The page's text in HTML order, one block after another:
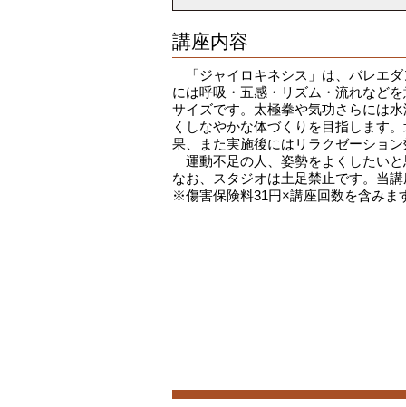
講座内容
「ジャイロキネシス」は、バレエ
には呼吸・五感・リズム・流れなど
サイズです。太極拳や気功さらには
くしなやかな体づくりを目指します
果、また実施後にはリラクゼーショ
運動不足の人、姿勢をよくしたい
なお、スタジオは土足禁止です。当
※傷害保険料31円×講座回数を含みま